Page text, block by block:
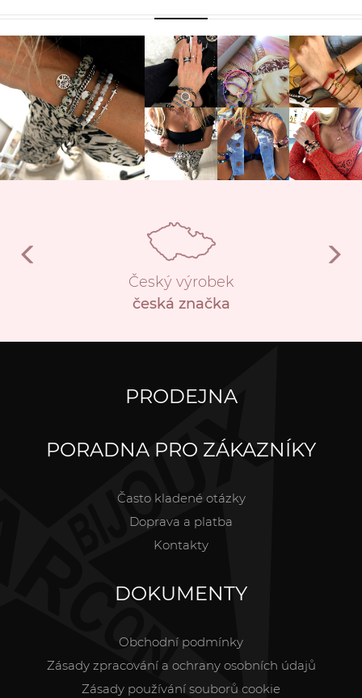
Český výrobek
česká značka
PRODEJNA
PORADNA PRO ZÁKAZNÍKY
Často kladené otázky
Doprava a platba
Kontakty
DOKUMENTY
Obchodní podmínky
Zásady zpracování a ochrany osobních údajů
Zásady používání souborů cookie